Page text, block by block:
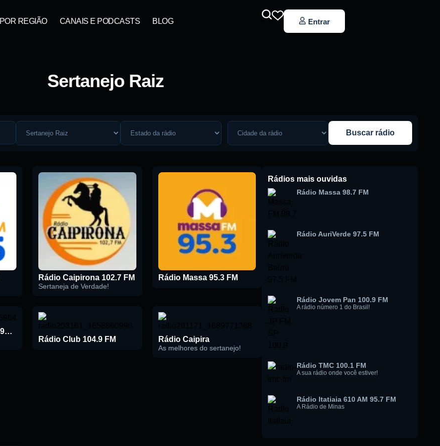
POR REGIÃO CANAIS E PODCASTS BLOG Entrar
Sertanejo Raiz
Buscar rádio
Rádio Caipirona 102.7 FM
Sertaneja de Verdade!
Rádio Massa 95.3 FM
Rádio Montes Claros 98.9 FM
Rádio Club 104.9 FM Rádio Caipira
As melhores do sertanejo!
Rádios mais ouvidas
Rádio Massa 98.7 FM
Rádio AuriVerde 97.5 FM
Rádio Jovem Pan 100.9 FM
A rádio número 1 do Brasil!
Rádio TMC 100.1 FM
A sua rádio onde você estiver!
Rádio Itatiaia 610 AM 95.7 FM
A Rádio de Minas